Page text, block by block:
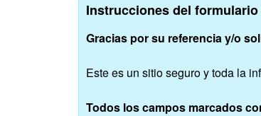
Instrucciones del formulario
Gracias por su referencia y/o
Este es un sitio seguro y toda la
Todos los campos marcados